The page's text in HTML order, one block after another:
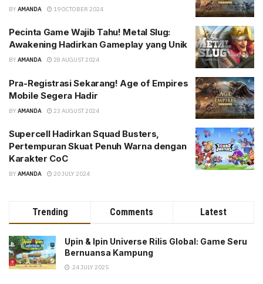
BY AMANDA 19 OCTOBER 2024
Pecinta Game Wajib Tahu! Metal Slug:
Awakening Hadirkan Gameplay yang Unik
BY AMANDA 28 AUGUST 2024
Pra-Registrasi Sekarang! Age of Empires
Mobile Segera Hadir
BY AMANDA 23 AUGUST 2024
Supercell Hadirkan Squad Busters,
Pertempuran Skuat Penuh Warna dengan
Karakter CoC
BY AMANDA 20 JULY 2024
Trending Comments Latest
Upin & Ipin Universe Rilis Global: Game Seru
Bernuansa Kampung
24 JULY 2025